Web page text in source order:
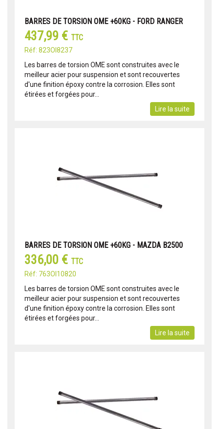
BARRES DE TORSION OME +60KG - FORD RANGER
437,99 € TTC
Réf: 823OI8237
Les barres de torsion OME sont construites avec le
meilleur acier pour suspension et sont recouvertes
d'une finition époxy contre la corrosion. Elles sont
étirées et forgées pour...
Lire la suite
BARRES DE TORSION OME +60KG - MAZDA B2500
336,00 € TTC
Réf: 763OI10820
Les barres de torsion OME sont construites avec le
meilleur acier pour suspension et sont recouvertes
d'une finition époxy contre la corrosion. Elles sont
étirées et forgées pour...
Lire la suite